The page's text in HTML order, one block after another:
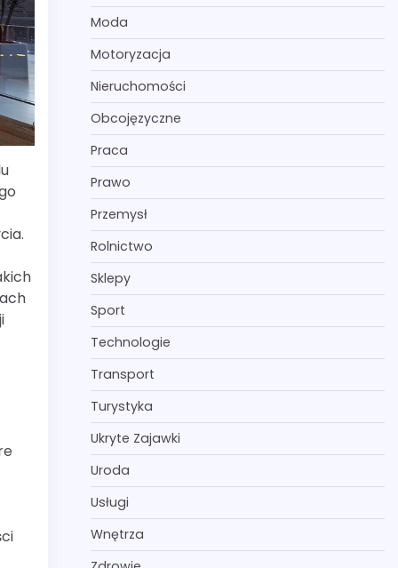
Moda
Motoryzacja
Nieruchomości
Obcojęzyczne
Praca
Prawo
Przemysł
Rolnictwo
Sklepy
Sport
Technologie
Transport
Turystyka
Ukryte Zajawki
Uroda
Usługi
Wnętrza